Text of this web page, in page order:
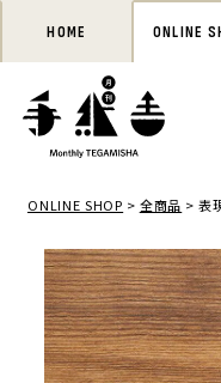
HOME ONLINE
ONLINE SHOP 全商品 表